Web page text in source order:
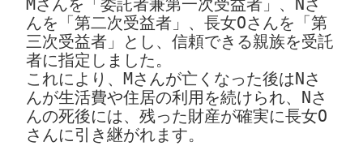
Mさんを「委託者兼第一次受益者」、Nさ
んを「第二次受益者」、長女Oさんを「第
三次受益者」とし、信頼できる親族を受託
者に指定しました。
これにより、Mさんが亡くなった後はNさ
んが生活費や住居の利用を続けられ、Nさ
んの死後には、残った財産が確実に長女O
さんに引き継がれます。